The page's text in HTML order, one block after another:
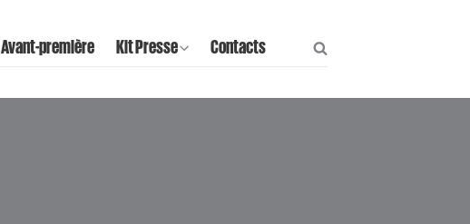
Avant-première Kit Presse Contacts